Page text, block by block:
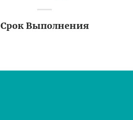
Срок Выполнения